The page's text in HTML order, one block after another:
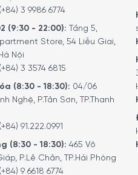
cm – Nặng 0,42 Kg
cm – Nặng 1,36 Kg
để gạn các loại rượu vang
cũng hoàn hảo để bảo
tức là tách rượu và cặn
(+84) 3 9986 6774
(9:30 - 22:00): Tầng 5,
Store, 54 Liễu Giai,
Nội
(+84) 3 3574 6815
(8:30 - 18:30): 04/06
Nghệ, P.Tân Sơn, TP.Thanh
(+84) 91.222.0991
(8:30 - 18:30): 465 Võ
P.Lê Chân, TP.Hải Phòng
(+84) 9 6618 6774